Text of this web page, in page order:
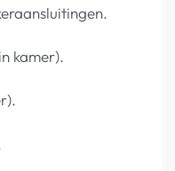
kamer).